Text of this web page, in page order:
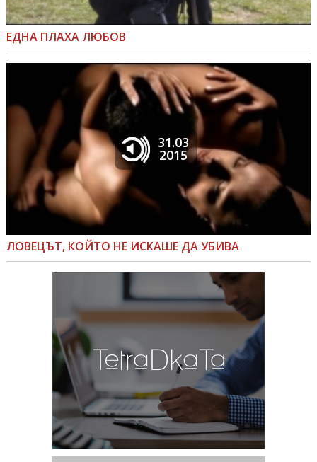
ЕДНА ПЛАХА ЛЮБОВ
31.03
2015
ЛОВЕЦЪТ, КОЙТО НЕ ИСКАШЕ ДА УБИВА